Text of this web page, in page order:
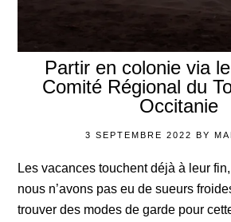
Partir en colonie via
Comité Régional du
Occitanie
3 SEPTEMBRE 2022 BY
Les vacances touchent déjà à leur
nous n’avons pas eu de sueurs
trouver des modes de garde pour